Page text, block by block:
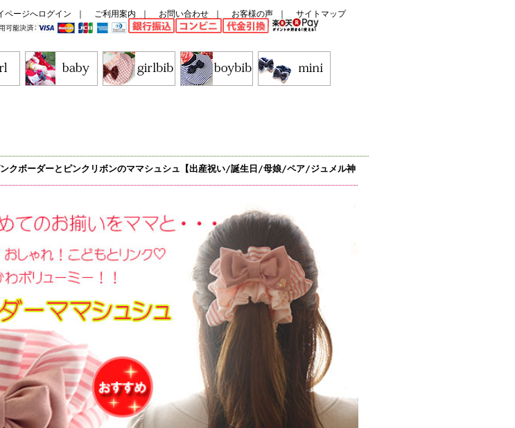
ページへログイン ご利用案内 お問い合わせ｜ お客様の声｜ サイトマップ
ンクボーダーとピンクリボンのママシュシュ【出産祝い/誕生日/母娘/ペア/ジュメル神